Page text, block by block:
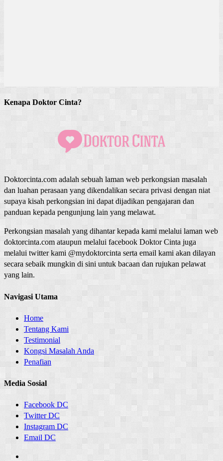
Kenapa Doktor Cinta?
Doktorcinta.com adalah sebuah laman web perkongsian masalah
dan luahan perasaan yang dikendalikan secara privasi dengan niat
supaya kisah perkongsian ini dapat dijadikan pengajaran dan
panduan kepada pengunjung lain yang melawat.
Perkongsian masalah yang dihantar kepada kami melalui laman web
doktorcinta.com ataupun melalui facebook Doktor Cinta juga
melalui twitter kami @mydoktorcinta serta email kami akan dilayan
secara sebaik mungkin di sini untuk bacaan dan rujukan pelawat
yang lain.
Navigasi Utama
Home
Tentang Kami
Testimonial
Kongsi Masalah Anda
Penafian
Media Sosial
Facebook DC
Twitter DC
Instagram DC
Email DC